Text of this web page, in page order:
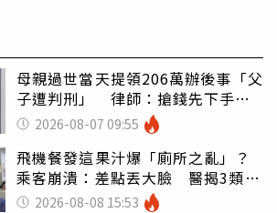
母親過世當天提領206萬辦後事「父
子遭判刑」 律師：搶錢先下手是
罪 2026-08-07 09:55
飛機餐發這果汁爆「廁所之亂」？
乘客崩潰：差點丟大臉 醫揭3類人
別亂喝
2026-08-08 15:53